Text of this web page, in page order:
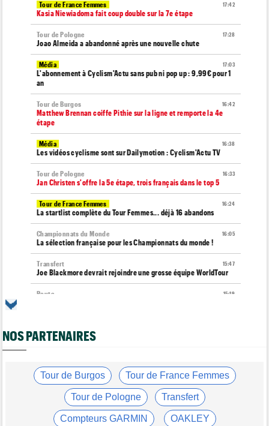
17:42
Tour de France Femmes
Kasia Niewiadoma fait coup double sur la 7e étape
17:28
Tour de Pologne
Joao Almeida a abandonné après une nouvelle chute
17:03
Média
L'abonnement à Cyclism'Actu sans pub ni pop up : 9,99€ pour 1
an
16:42
Tour de Burgos
Matthew Brennan coiffe Pithie sur la ligne et remporte la 4e
étape
16:38
Média
Les vidéos cyclisme sont sur Dailymotion : Cyclism'Actu TV
16:33
Tour de Pologne
Jan Christen s'offre la 5e étape, trois français dans le top 5
16:24
Tour de France Femmes
La startlist complète du Tour Femmes... déjà 16 abandons
16:05
Championnats du Monde
La sélection française pour les Championnats du monde !
15:47
Transfert
Joe Blackmore devrait rejoindre une grosse équipe WorldTour
15:19
Route
Tour de France Femmes
Horaires et chaînes… La diffusion TV de la 7e étape du Tour
Blessé, le Belge Toon Aerts, a mis un terme à sa saison 2026
Transfert
Jakobsen réagit à son transfert : "J'ai encore de la ressource"
Tour de France Femmes
NOS PARTENAIRES
Tour de Burgos Tour de France Femmes
Tour de Pologne Transfert
Compteurs GARMIN OAKLEY